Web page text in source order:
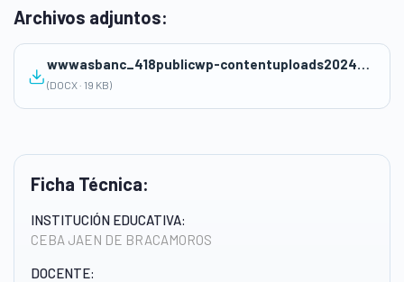
Ficha Técnica:
INSTITUCIÓN EDUCATIVA:
CEBA JAEN DE BRACAMOROS
DOCENTE:
Archivos adjuntos:
wwwasbanc_418publicwp-contentuploads202409Sesion-de-Clase_HUGO.docx
(DOCX · 19 KB)